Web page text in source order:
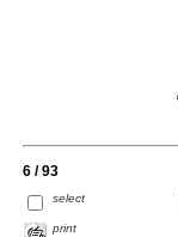
6 / 93
select
print